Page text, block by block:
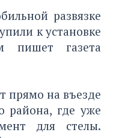
развязке
к установке
пишет газета
прямо на въезде
района, где уже
для стелы.